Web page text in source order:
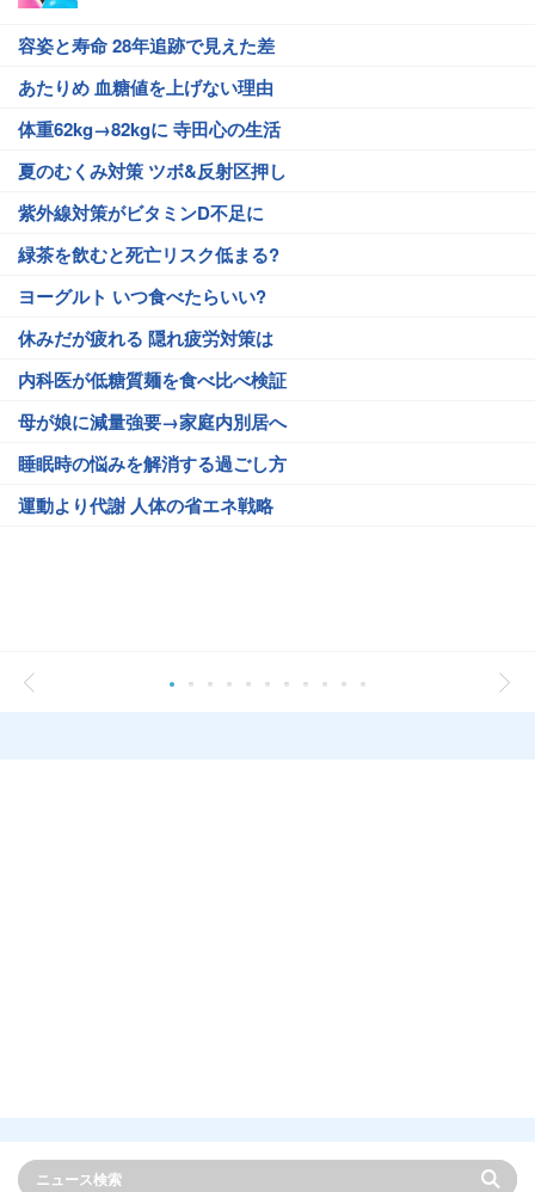
容姿と寿命 28年追跡で見えた差
あたりめ 血糖値を上げない理由
体重62kg→82kgに 寺田心の生活
夏のむくみ対策 ツボ&反射区押し
紫外線対策がビタミンD不足に
緑茶を飲むと死亡リスク低まる?
ヨーグルト いつ食べたらいい?
休みだが疲れる 隠れ疲労対策は
内科医が低糖質麺を食べ比べ検証
母が娘に減量強要→家庭内別居へ
睡眠時の悩みを解消する過ごし方
運動より代謝 人体の省エネ戦略